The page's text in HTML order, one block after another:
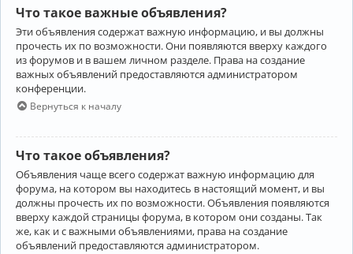
Что такое важные объявления?
Эти объявления содержат важную информацию, и вы должны
прочесть их по возможности. Они появляются вверху каждого
из форумов и в вашем личном разделе. Права на создание
важных объявлений предоставляются администратором
конференции.
Вернуться к началу
Что такое объявления?
Объявления чаще всего содержат важную информацию для
форума, на котором вы находитесь в настоящий момент, и вы
должны прочесть их по возможности. Объявления появляются
вверху каждой страницы форума, в котором они созданы. Так
же, как и с важными объявлениями, права на создание
объявлений предоставляются администратором.